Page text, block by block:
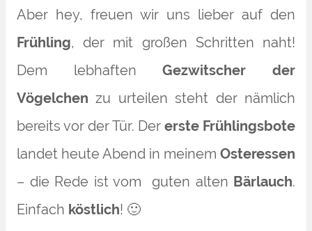
Aber hey, freuen wir uns lieber auf den
Frühling, der mit großen Schritten naht!
Dem lebhaftenGezwitscher der
Vögelchen zu urteilen steht der nämlich
bereits vor der Tür. Der erste Frühlingsbote
landet heute Abend in meinem Osteressen
– die Rede ist vom guten alten Bärlauch.
Einfach köstlich! 🙂